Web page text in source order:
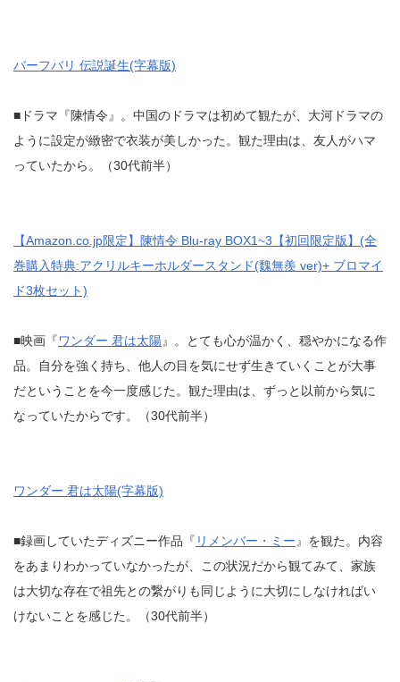
バーフバリ 伝説誕生(字幕版)
■ドラマ『陳情令』。中国のドラマは初めて観たが、大河ドラマの
ように設定が緻密で衣装が美しかった。観た理由は、友人がハマ
っていたから。（30代前半）
【Amazon.co.jp限定】陳情令 Blu-ray BOX1~3【初回限定版】(全
巻購入特典:アクリルキーホルダースタンド(魏無羨 ver)+ ブロマイ
ド3枚セット)
■映画『ワンダー 君は太陽』。とても心が温かく、穏やかになる作
品。自分を強く持ち、他人の目を気にせず生きていくことが大事
だということを今一度感じた。観た理由は、ずっと以前から気に
なっていたからです。（30代前半）
ワンダー 君は太陽(字幕版)
■録画していたディズニー作品『 リメンバー・ミー 』を観た。内容
をあまりわかっていなかったが、この状況だから観てみて、家族
は大切な存在で祖先との繋がりも同じように大切にしなければい
けないことを感じた。（30代前半）